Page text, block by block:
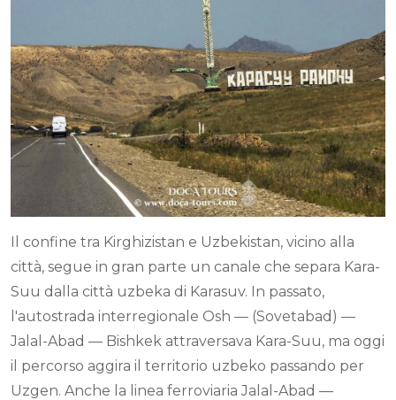
Il confine tra Kirghizistan e Uzbekistan, vicino alla
città, segue in gran parte un canale che separa Kara-
Suu dalla città uzbeka di Karasuv. In passato,
l'autostrada interregionale Osh — (Sovetabad) —
Jalal-Abad — Bishkek attraversava Kara-Suu, ma oggi
il percorso aggira il territorio uzbeko passando per
Uzgen. Anche la linea ferroviaria Jalal-Abad —